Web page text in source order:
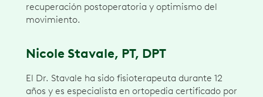
recuperación postoperatoria y optimismo del
movimiento.
Nicole Stavale, PT, DPT
El Dr. Stavale ha sido fisioterapeuta durante 12
años y es especialista en ortopedia certificado por